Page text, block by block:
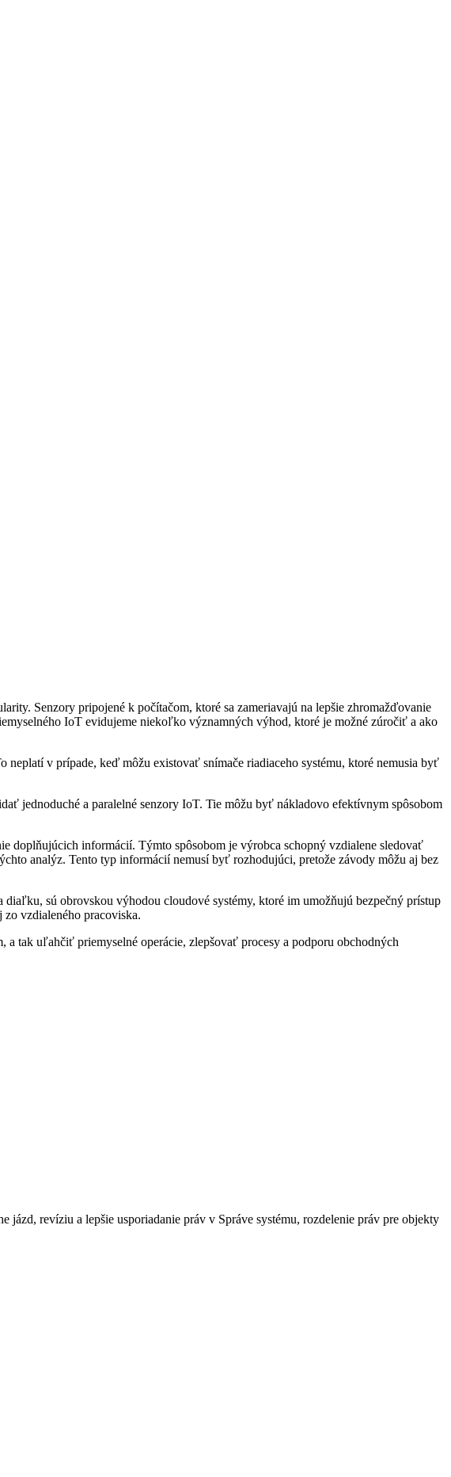
Senzory pripojené k počítačom, ktoré sa zameriavajú na lepšie zhromažďovanie
IoT evidujeme niekoľko významných výhod, ktoré je možné zúročiť a ako
neplatí v prípade, keď môžu existovať snímače riadiaceho systému, ktoré nemusia byť
jednoduché a paralelné senzory IoT. Tie môžu byť nákladovo efektívnym spôsobom
doplňujúcich informácií. Týmto spôsobom je výrobca schopný vzdialene sledovať
analýz. Tento typ informácií nemusí byť rozhodujúci, pretože závody môžu aj bez
sú obrovskou výhodou cloudové systémy, ktoré im umožňujú bezpečný prístup
vzdialeného pracoviska.
tak uľahčiť priemyselné operácie, zlepšovať procesy a podporu obchodných
revíziu a lepšie usporiadanie práv v Správe systému, rozdelenie práv pre objekty